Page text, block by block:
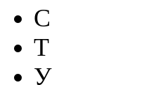
С
Т
У